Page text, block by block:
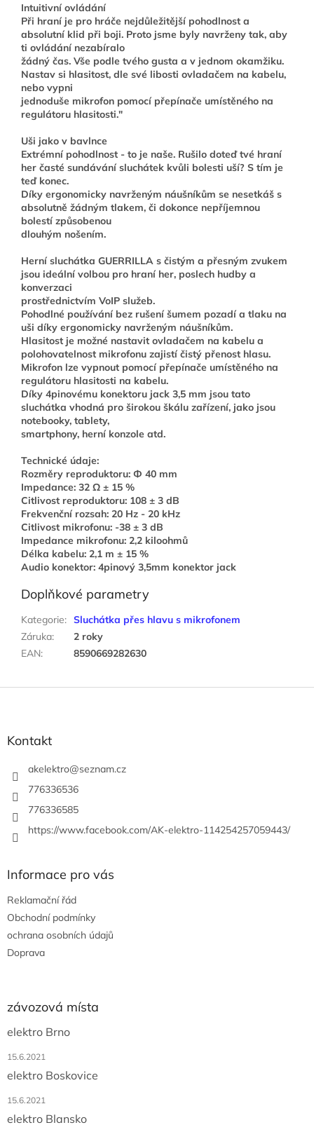
Intuitivní ovládání
Při hraní je pro hráče nejdůležitější pohodlnost a
absolutní klid při boji. Proto jsme byly navrženy tak, aby
ti ovládání nezabíralo
žádný čas. Vše podle tvého gusta a v jednom okamžiku.
Nastav si hlasitost, dle své libosti ovladačem na kabelu,
nebo vypni
jednoduše mikrofon pomocí přepínače umístěného na
regulátoru hlasitosti."
Uši jako v bavlnce
Extrémní pohodlnost - to je naše. Rušilo doteď tvé hraní
her časté sundávání sluchátek kvůli bolesti uší? S tím je
teď konec.
Díky ergonomicky navrženým náušníkům se nesetkáš s
absolutně žádným tlakem, či dokonce nepříjemnou
bolestí způsobenou
dlouhým nošením.
Herní sluchátka GUERRILLA s čistým a přesným zvukem
jsou ideální volbou pro hraní her, poslech hudby a
konverzaci
prostřednictvím VoIP služeb.
Pohodlné používání bez rušení šumem pozadí a tlaku na
uši díky ergonomicky navrženým náušníkům.
Hlasitost je možné nastavit ovladačem na kabelu a
polohovatelnost mikrofonu zajistí čistý přenost hlasu.
Mikrofon lze vypnout pomocí přepínače umístěného na
regulátoru hlasitosti na kabelu.
Díky 4pinovému konektoru jack 3,5 mm jsou tato
sluchátka vhodná pro širokou škálu zařízení, jako jsou
notebooky, tablety,
smartphony, herní konzole atd.
Technické údaje:
Rozměry reproduktoru: Ф 40 mm
Impedance: 32 Ω ± 15 %
Citlivost reproduktoru: 108 ± 3 dB
Frekvenční rozsah: 20 Hz - 20 kHz
Citlivost mikrofonu: -38 ± 3 dB
Impedance mikrofonu: 2,2 kiloohmů
Délka kabelu: 2,1 m ± 15 %
Audio konektor: 4pinový 3,5mm konektor jack
Doplňkové parametry
Kategorie: Sluchátka přes hlavu s mikrofonem
Záruka:
2 roky
EAN: 8590669282630
Z
Kontakt
akelektro@seznam.cz
776336536
776336585
https://www.facebook.com/AK-elektro-114254257059443/
Informace pro vás
Reklamační řád
Obchodní podmínky
ochrana osobních údajů
Doprava
závozová místa
elektro Brno
15.6.2021
elektro Boskovice
15.6.2021
elektro Blansko